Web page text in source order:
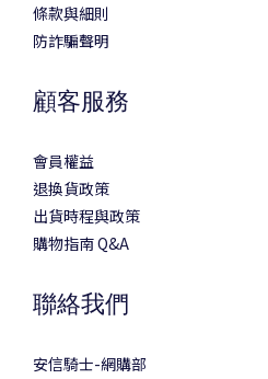
條款與細則
防詐騙聲明
顧客服務
會員權益
退換貨政策
出貨時程與政策
購物指南 Q&A
聯絡我們
安信騎士-網購部